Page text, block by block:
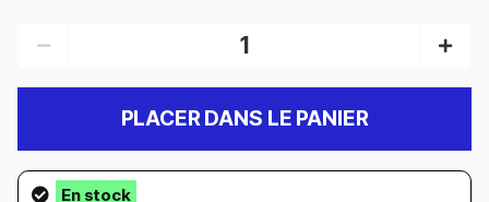
PLACER DANS LE PANIER